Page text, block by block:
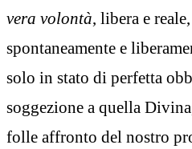
vera volontà, libera e
spontaneamente e
solo in stato di perfetta
soggezione a quella
folle affronto del nostro